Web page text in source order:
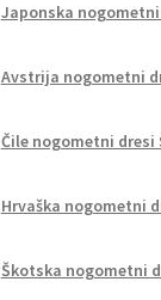
Japonska nogometni
Avstrija nogometni
Čile nogometni dresi
Hrvaška nogometni
Škotska nogometni